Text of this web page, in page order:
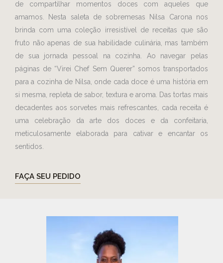
de compartilhar momentos doces com aqueles que
amamos. Nesta saleta de sobremesas Nilsa Carona nos
brinda com uma coleção irresistível de receitas que são
fruto não apenas de sua habilidade culinária, mas também
de sua jornada pessoal na cozinha. Ao navegar pelas
páginas de “Virei Chef Sem Querer” somos transportados
para a cozinha de Nilsa, onde cada doce é uma história em
si mesma, repleta de sabor, textura e aroma. Das tortas mais
decadentes aos sorvetes mais refrescantes, cada receita é
uma celebração da arte dos doces e da confeitaria,
meticulosamente elaborada para cativar e encantar os
sentidos.
FAÇA SEU PEDIDO